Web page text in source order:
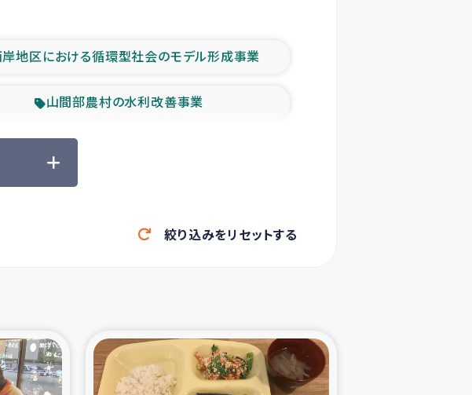
地区における循環型社会のモデル形成事業
山間部農村の水利改善事業
森林保全型農業の支援事業
大雨による洪水被災者支援
シリア国内避難民・帰還民の生活再建支援
スリランカ南部洪水被災者支援
絞り込みをリセットする